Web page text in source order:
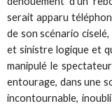
serait apparu
de son scénario
et sinistre logique et
manipulé le
entourage, dans une
incontournable,